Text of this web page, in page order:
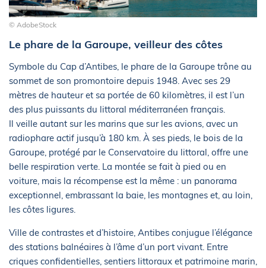
© AdobeStock
Le phare de la Garoupe, veilleur des côtes
Symbole du Cap d’Antibes, le phare de la Garoupe trône au
sommet de son promontoire depuis 1948. Avec ses 29
mètres de hauteur et sa portée de 60 kilomètres, il est l’un
des plus puissants du littoral méditerranéen français.
Il veille autant sur les marins que sur les avions, avec un
radiophare actif jusqu’à 180 km. À ses pieds, le bois de la
Garoupe, protégé par le Conservatoire du littoral, offre une
belle respiration verte. La montée se fait à pied ou en
voiture, mais la récompense est la même : un panorama
exceptionnel, embrassant la baie, les montagnes et, au loin,
les côtes ligures.
Ville de contrastes et d’histoire, Antibes conjugue l’élégance
des stations balnéaires à l’âme d’un port vivant. Entre
criques confidentielles, sentiers littoraux et patrimoine marin,